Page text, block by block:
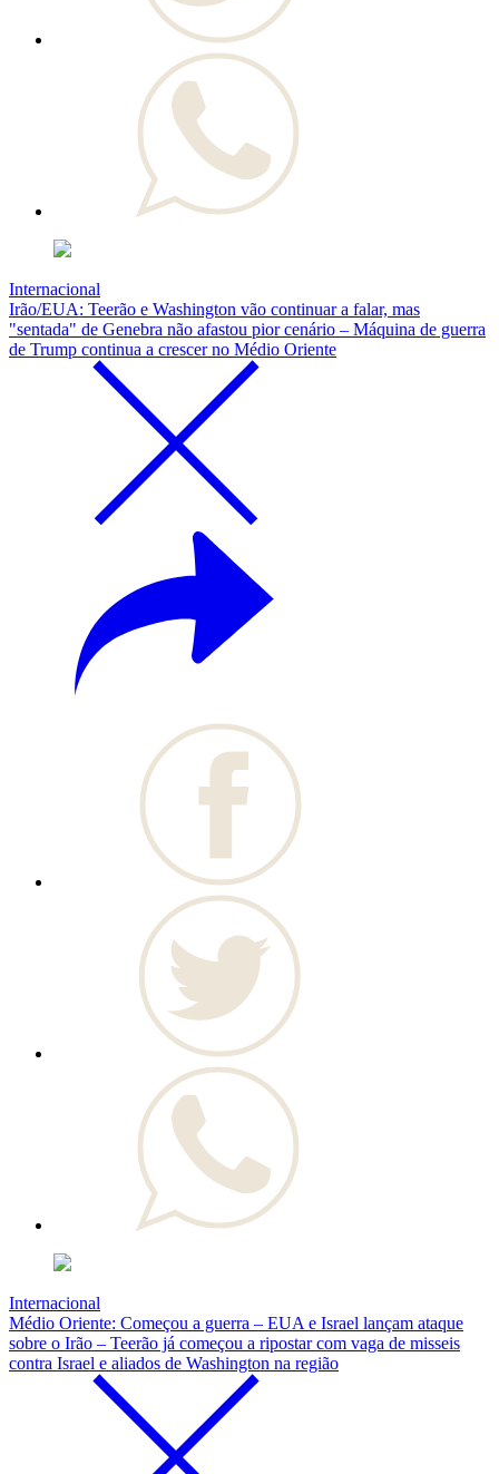
Internacional
Irão/EUA: Teerão e Washington vão continuar a falar, mas
"sentada" de Genebra não afastou pior cenário – Máquina de guerra
de Trump continua a crescer no Médio Oriente
Internacional
Médio Oriente: Começou a guerra – EUA e Israel lançam ataque
sobre o Irão – Teerão já começou a ripostar com vaga de misseis
contra Israel e aliados de Washington na região